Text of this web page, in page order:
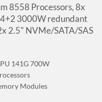
8558 Processors, 8x
3000W redundant
2.5" NVMe/SATA/SAS
141G 700W
Modules